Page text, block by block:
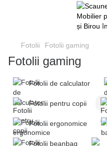
Fotolii Fotolii gaming
Fotolii gaming
Fotolii de calculator
Fotolii pentru copii
Fotolii ergonomice
Fotolii beanbag